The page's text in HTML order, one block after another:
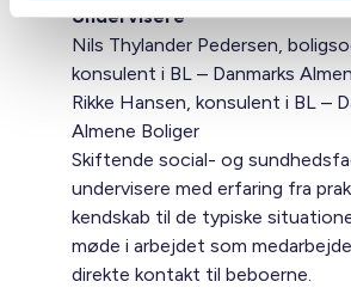
Undervisere
Nils Thylander Pedersen,
konsulent i BL – Danmarks
Rikke Hansen, konsulent i BL –
Almene Boliger
Skiftende social- og
undervisere med erfaring fra
kendskab til de typiske
møde i arbejdet som
direkte kontakt til beboerne.